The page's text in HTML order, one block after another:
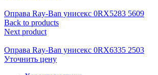
Оправа Ray-Ban унисекс 0RX5283 5609
Back to products
Next product
Оправа Ray-Ban унисекс 0RX6335 2503
Уточнить цену